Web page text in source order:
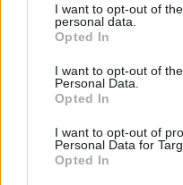
I want to opt-out of
personal data.
Opted In
I want to opt-out of
Personal Data.
Opted In
I want to opt-out of
Personal Data for
Opted In